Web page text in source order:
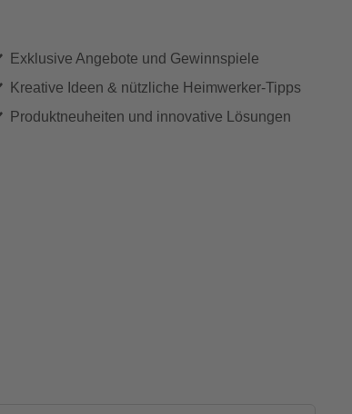
Exklusive Angebote und Gewinnspiele
Kreative Ideen & nützliche Heimwerker-Tipps
Produktneuheiten und innovative Lösungen